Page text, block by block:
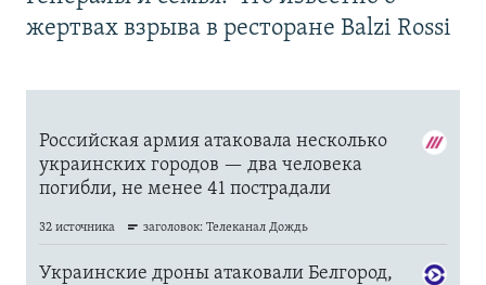
жертвах взрыва в ресторане Balzi Rossi